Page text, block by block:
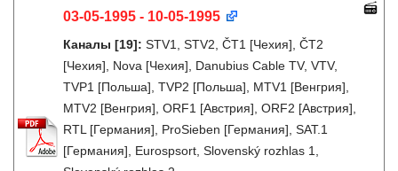
03-05-1995 - 10-05-1995
Каналы [19]: STV1, STV2, ČT1 [Чехия], ČT2
[Чехия], Nova [Чехия], Danubius Cable TV, VTV,
TVP1 [Польша], TVP2 [Польша], MTV1 [Венгрия],
MTV2 [Венгрия], ORF1 [Австрия], ORF2 [Австрия],
RTL [Германия], ProSieben [Германия], SAT.1
[Германия], Eurospsort, Slovenský rozhlas 1,